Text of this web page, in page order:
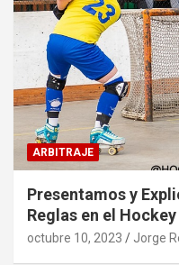
ARBITRAJE
Presentamos y
Reglas en el Hockey
octubre 10, 2023 Jorge